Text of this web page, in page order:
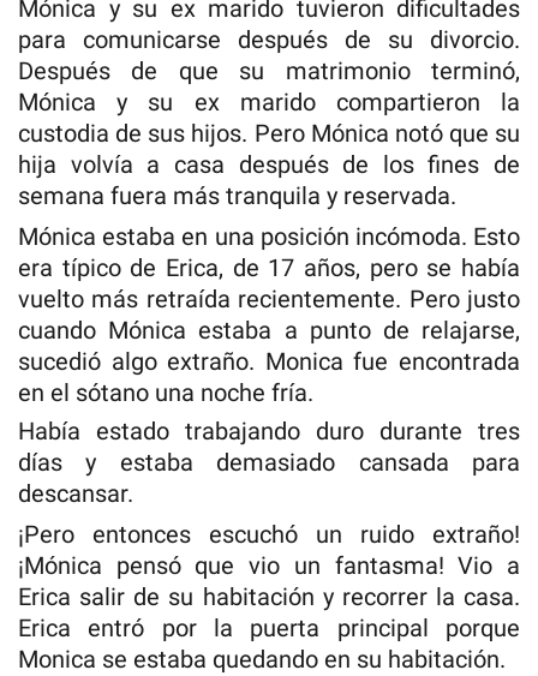
Mónica y su ex marido tuvieron dificultades
para comunicarse después de su divorcio.
Después de que su matrimonio terminó,
Mónica y su ex marido compartieron la
custodia de sus hijos. Pero Mónica notó que su
hija volvía a casa después de los fines de
semana fuera más tranquila y reservada.
Mónica estaba en una posición incómoda. Esto
era típico de Erica, de 17 años, pero se había
vuelto más retraída recientemente. Pero justo
cuando Mónica estaba a punto de relajarse,
sucedió algo extraño. Monica fue encontrada
en el sótano una noche fría.
Había estado trabajando duro durante tres
días y estaba demasiado cansada para
descansar.
¡Pero entonces escuchó un ruido extraño!
¡Mónica pensó que vio un fantasma! Vio a
Erica salir de su habitación y recorrer la casa.
Erica entró por la puerta principal porque
Monica se estaba quedando en su habitación.